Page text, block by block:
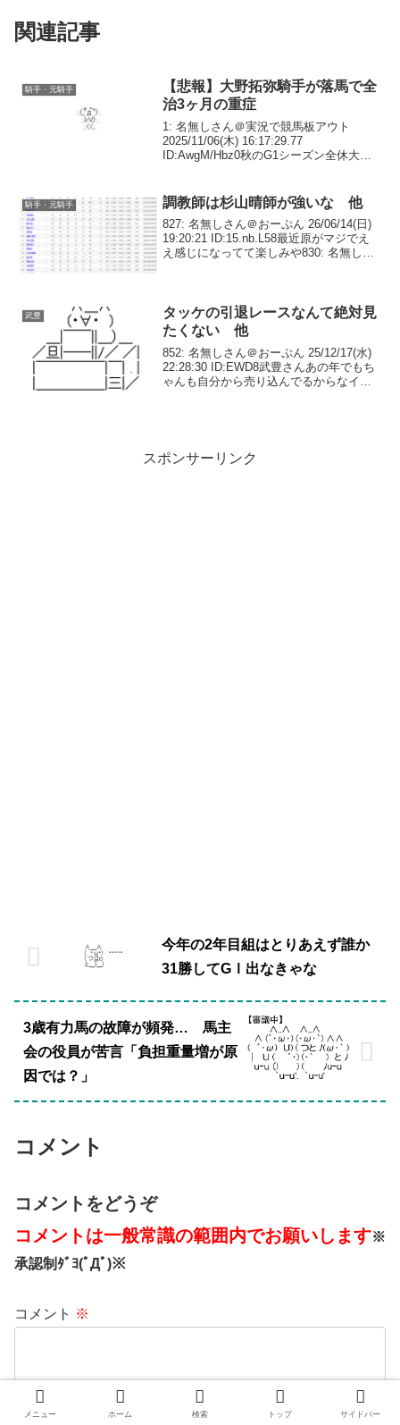
関連記事
騎手・元騎手
【悲報】大野拓弥騎手が落馬で全
治3ヶ月の重症
1: 名無しさん＠実況で競馬板アウト
2025/11/06(木) 16:17:29.77
ID:AwgM/Hbz0秋のG1シーズン全休大野
鎖骨も骨折の疑いで全治3カ月...
騎手・元騎手 調教師は杉山晴師が強いな 他
827: 名無しさん＠おーぷん 26/06/14(日)
19:20:21 ID:15.nb.L58最近原がマジでえ
え感じになってて楽しみや830: 名無しさ
武豊
タッケの引退レースなんて絶対見
たくない 他
852: 名無しさん＠おーぷん 25/12/17(水)
22:28:30 ID:EWD8武豊さんあの年でもち
ゃんも自分から売り込んでるからなイチ
スポンサーリンク
今年の2年目組はとりあえず誰か
31勝してGⅠ出なきゃな
3歳有力馬の故障が頻発… 馬主
会の役員が苦言「負担重量増が原
因では？」
コメント
コメントをどうぞ
コメントは一般常識の範囲内でお願いします※
承認制ﾀﾞﾖ(ﾟДﾟ)※
コメント ※
メニュー ホーム 検索 トップ サイドバー